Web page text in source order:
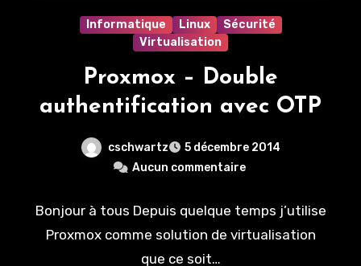
Informatique Linux
Sécurité
Virtualisation
Proxmox – Double
authentification avec OTP
cschwartz
5 décembre 2014
Aucun commentaire
Bonjour à tous Depuis quelque temps j’utilise
Proxmox comme solution de virtualisation
que ce soit…